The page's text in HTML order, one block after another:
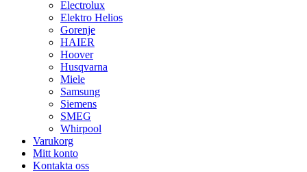
Electrolux
Elektro Helios
Gorenje
HAIER
Hoover
Husqvarna
Miele
Samsung
Siemens
SMEG
Whirpool
Varukorg
Mitt konto
Kontakta oss